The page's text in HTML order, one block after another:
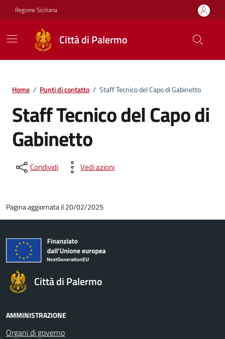
Vai ai contenuti
Vai al footer
Regione Siciliana
Città di Palermo
Home / Punti di contatto / Staff Tecnico del Capo di Gabinetto
Staff Tecnico del Capo di
Gabinetto
Condividi Vedi azioni
Pagina aggiornata il 20/02/2025
Città di Palermo
AMMINISTRAZIONE
Organi di governo